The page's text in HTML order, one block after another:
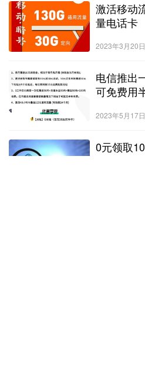
激活移动
量电话卡
2023年3月20日
电信推出
可免费用
2023年5月17日
0元领取